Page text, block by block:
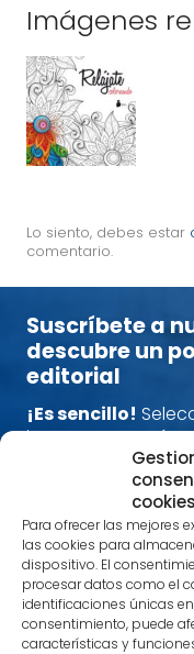
cookies
Para ofrecer las mejores
las cookies para
dispositivo. El
procesar datos como el
identificaciones únicas
consentimiento, puede
características y
Imágenes
Lo siento, debes estar
comentario.
Suscríbete a
descubre un
editorial
¡Es sencillo!
interese y estarás
publicaciones
relacionadas con
Nos encanta
libros que
Alimenta cuerpo,
recomendaciones.
¡Estamos en